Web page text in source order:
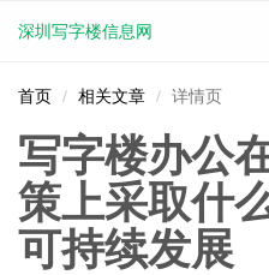
深圳写字楼信息网
首页 相关文章 详情页
写字楼办公
策上采取什
可持续发展